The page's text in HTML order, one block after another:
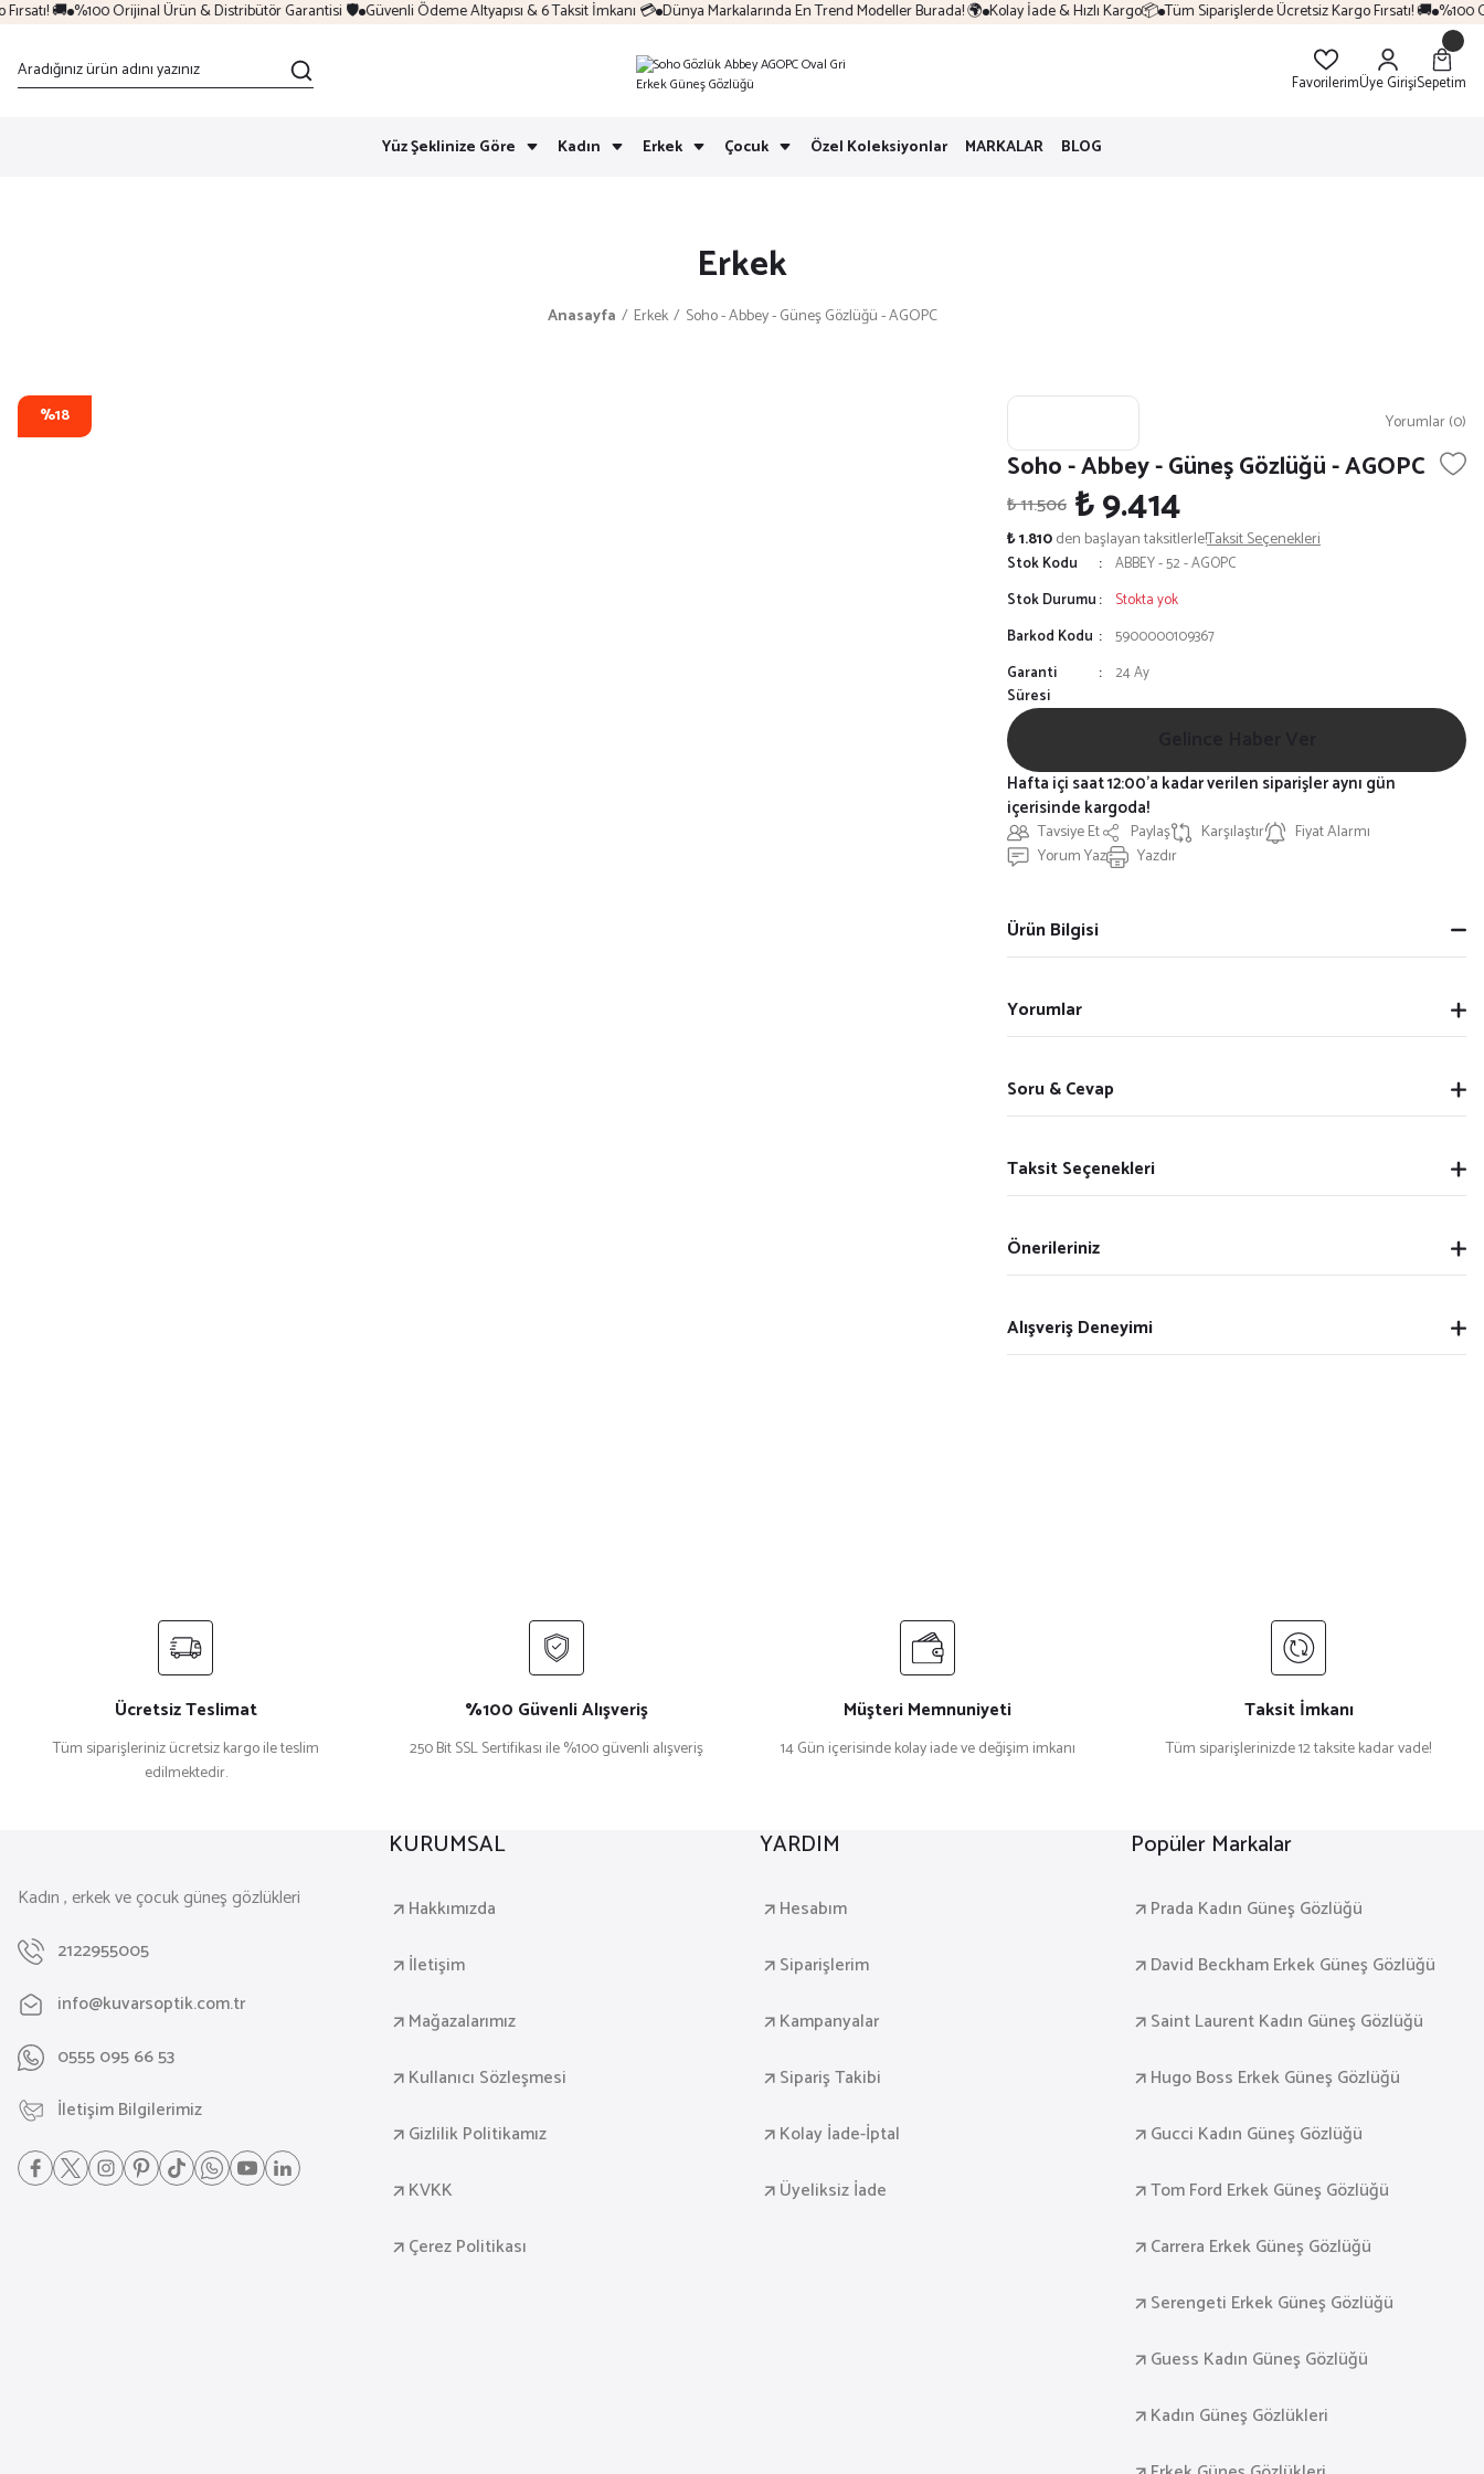
🚚 %100 Orijinal Ürün & Distribütör Garantisi 🛡️ Güvenli Ödeme Altyapısı & 6 Taksit İmkanı 💳 Dünya Markalarında En Trend Modeller Burada! 🌍 Kolay İade & Hızlı Kargo📦 Tüm Siparişlerde Ücretsiz Kargo Fırsatı! 🚚 %100
FavorilerimÜye GirişiSepetim
Yüz Şeklinize Göre Kadın Erkek Çocuk Özel Koleksiyonlar MARKALAR BLOG
Erkek
Anasayfa Erkek Soho - Abbey - Güneş Gözlüğü - AGOPC
%18 Yorumlar (0)
Soho - Abbey - Güneş Gözlüğü - AGOPC
₺ 11.506 ₺ 9.414
₺ 1.810den başlayan taksitlerle!Taksit Seçenekleri
Stok Kodu
ABBEY - 52 - AGOPC
Stok Durumu
Stokta yok
Barkod Kodu
5900000109367
Garanti
Süresi
24 Ay
Tavsiye Et Paylaş Karşılaştır
Fiyat Alarmı
Yorum Yaz
Yazdır
Hafta içi saat 12:00'a kadar verilen siparişler aynı gün
içerisinde kargoda!
Ürün Bilgisi
Yorumlar
Soru & Cevap
Taksit Seçenekleri
Önerileriniz
Alışveriş Deneyimi
Ücretsiz Teslimat
Tüm siparişleriniz ücretsiz kargo ile teslim
edilmektedir.
%100 Güvenli Alışveriş
250 Bit SSL Sertifikası ile %100 güvenli alışveriş
Müşteri Memnuniyeti
14 Gün içerisinde kolay iade ve değişim imkanı
Taksit İmkanı
Tüm siparişlerinizde 12 taksite kadar vade!
Kadın , erkek ve çocuk güneş gözlükleri
2122955005
info@kuvarsoptik.com.tr
0555 095 66 53
İletişim Bilgilerimiz
KURUMSAL
Hakkımızda
İletişim
Mağazalarımız
Kullanıcı Sözleşmesi
Gizlilik Politikamız
KVKK
Çerez Politikası
YARDIM
Hesabım
Siparişlerim
Kampanyalar
Sipariş Takibi
Kolay İade-İptal
Üyeliksiz İade
Popüler Markalar
Prada Kadın Güneş Gözlüğü
David Beckham Erkek Güneş Gözlüğü
Saint Laurent Kadın Güneş Gözlüğü
Hugo Boss Erkek Güneş Gözlüğü
Gucci Kadın Güneş Gözlüğü
Tom Ford Erkek Güneş Gözlüğü
Carrera Erkek Güneş Gözlüğü
Serengeti Erkek Güneş Gözlüğü
Guess Kadın Güneş Gözlüğü
Kadın Güneş Gözlükleri